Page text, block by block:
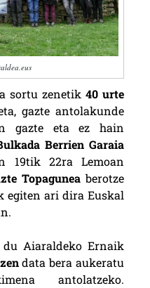
sortu zenetik40 urte
gazte antolakunde
gazte eta ez hain
Berrien Garaia
19tik 22ra Lemoan
Topagunea berotze
egiten ari dira Euskal
Aiaraldeko Ernaik
data bera aukeratu
antolatzeko.